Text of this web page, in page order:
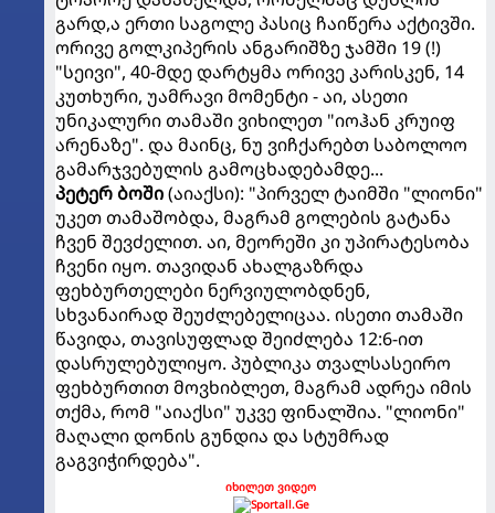
გარდ,ა ერთი საგოლე პასიც ჩაიწერა აქტივში.
ორივე გოლკიპერის ანგარიშზე ჯამში 19 (!)
"სეივი", 40-მდე დარტყმა ორივე კარისკენ, 14
კუთხური, უამრავი მომენტი - აი, ასეთი
უნიკალური თამაში ვიხილეთ "იოჰან კრუიფ
არენაზე". და მაინც, ნუ ვიჩქარებთ საბოლოო
გამარჯვებულის გამოცხადებამდე...
პეტერ ბოში(აიაქსი): "პირველ ტაიმში "ლიონი"
უკეთ თამაშობდა, მაგრამ გოლების გატანა
ჩვენ შევძელით. აი, მეორეში კი უპირატესობა
ჩვენი იყო. თავიდან ახალგაზრდა
ფეხბურთელები ნერვიულობდნენ,
სხვანაირად შეუძლებელიცაა. ისეთი თამაში
წავიდა, თავისუფლად შეიძლება 12:6-ით
დასრულებულიყო. პუბლიკა თვალსასეირო
ფეხბურთით მოვხიბლეთ, მაგრამ ადრეა იმის
თქმა, რომ "აიაქსი" უკვე ფინალშია. "ლიონი"
მაღალი დონის გუნდია და სტუმრად
გაგვიჭირდება".
იხილეთ ვიდეო